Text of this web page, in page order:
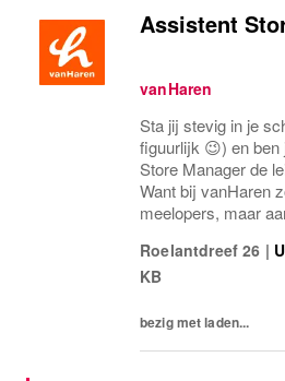
Assistent
vanHaren
Sta jij stevig in je
figuurlijk 😉) en
Store Manager de
Want bij vanHaren
meelopers, maar
retailgevoel.Als
ben jij de...
Roelantdreef 26 |
KB
bezig met laden...